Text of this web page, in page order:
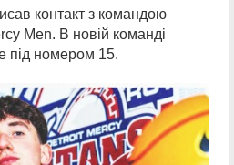
контакт з командою
Men. В новій команді
під номером 15.